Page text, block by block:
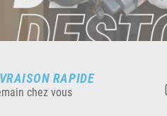
RAPIDE
chez vous